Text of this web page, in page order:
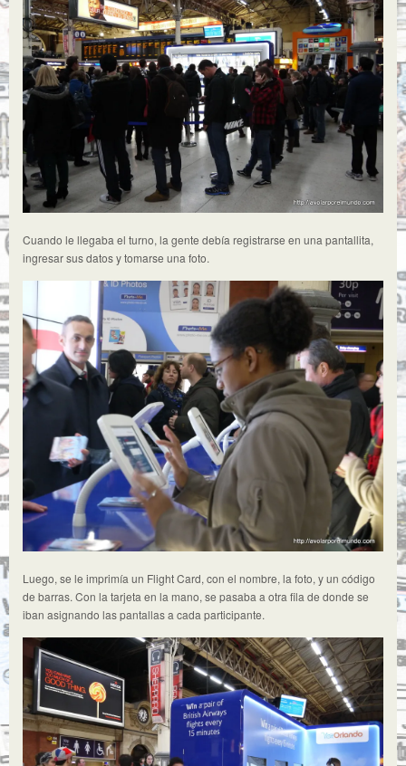
Cuando le llegaba el turno, la gente debía registrarse en una pantallita,
ingresar sus datos y tomarse una foto.
Luego, se le imprimía un Flight Card, con el nombre, la foto, y un código
de barras. Con la tarjeta en la mano, se pasaba a otra fila de donde se
iban asignando las pantallas a cada participante.